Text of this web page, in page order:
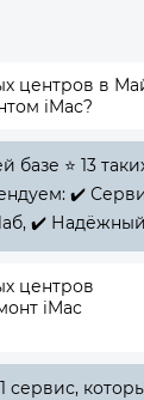
центров в
iMac?
базе ⭐ 13
✔️
✔️
центров
iMac
1 сервис,